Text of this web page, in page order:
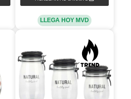
LLEGA HOY MVD